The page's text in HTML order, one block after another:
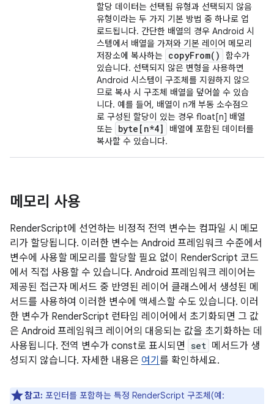
할당 데이터는 선택됨 유형과 선택되지 않음
유형이라는 두 가지 기본 방법 중 하나로 업
로드됩니다. 간단한 배열의 경우 Android 시
스템에서 배열을 가져와 기본 레이어 메모리
저장소에 복사하는 copyFrom()
함수가
있습니다. 선택되지 않은 변형을 사용하면
Android 시스템이 구조체를 지원하지 않으
므로 복사 시 구조체 배열을 덮어쓸 수 있습
니다. 예를 들어, 배열이 n개 부동 소수점으
로 구성된 할당이 있는 경우 float[n] 배열
또는 byte[n*4]
배열에 포함된 데이터를
복사할 수 있습니다.
메모리 사용
RenderScript에 선언하는 비정적 전역 변수는 컴파일 시 메모
리가 할당됩니다. 이러한 변수는 Android 프레임워크 수준에서
변수에 사용할 메모리를 할당할 필요 없이 RenderScript 코드
에서 직접 사용할 수 있습니다. Android 프레임워크 레이어는
제공된 접근자 메서드 중 반영된 레이어 클래스에서 생성된 메
서드를 사용하여 이러한 변수에 액세스할 수도 있습니다. 이러
한 변수가 RenderScript 런타임 레이어에서 초기화되면 그 값
은 Android 프레임워크 레이어의 대응되는 값을 초기화하는 데
사용됩니다. 전역 변수가 const로 표시되면
set 메서드가 생
성되지 않습니다. 자세한 내용은 여기 를 확인하세요.
참고: 포인터를 포함하는 특정 RenderScript 구조체(예: